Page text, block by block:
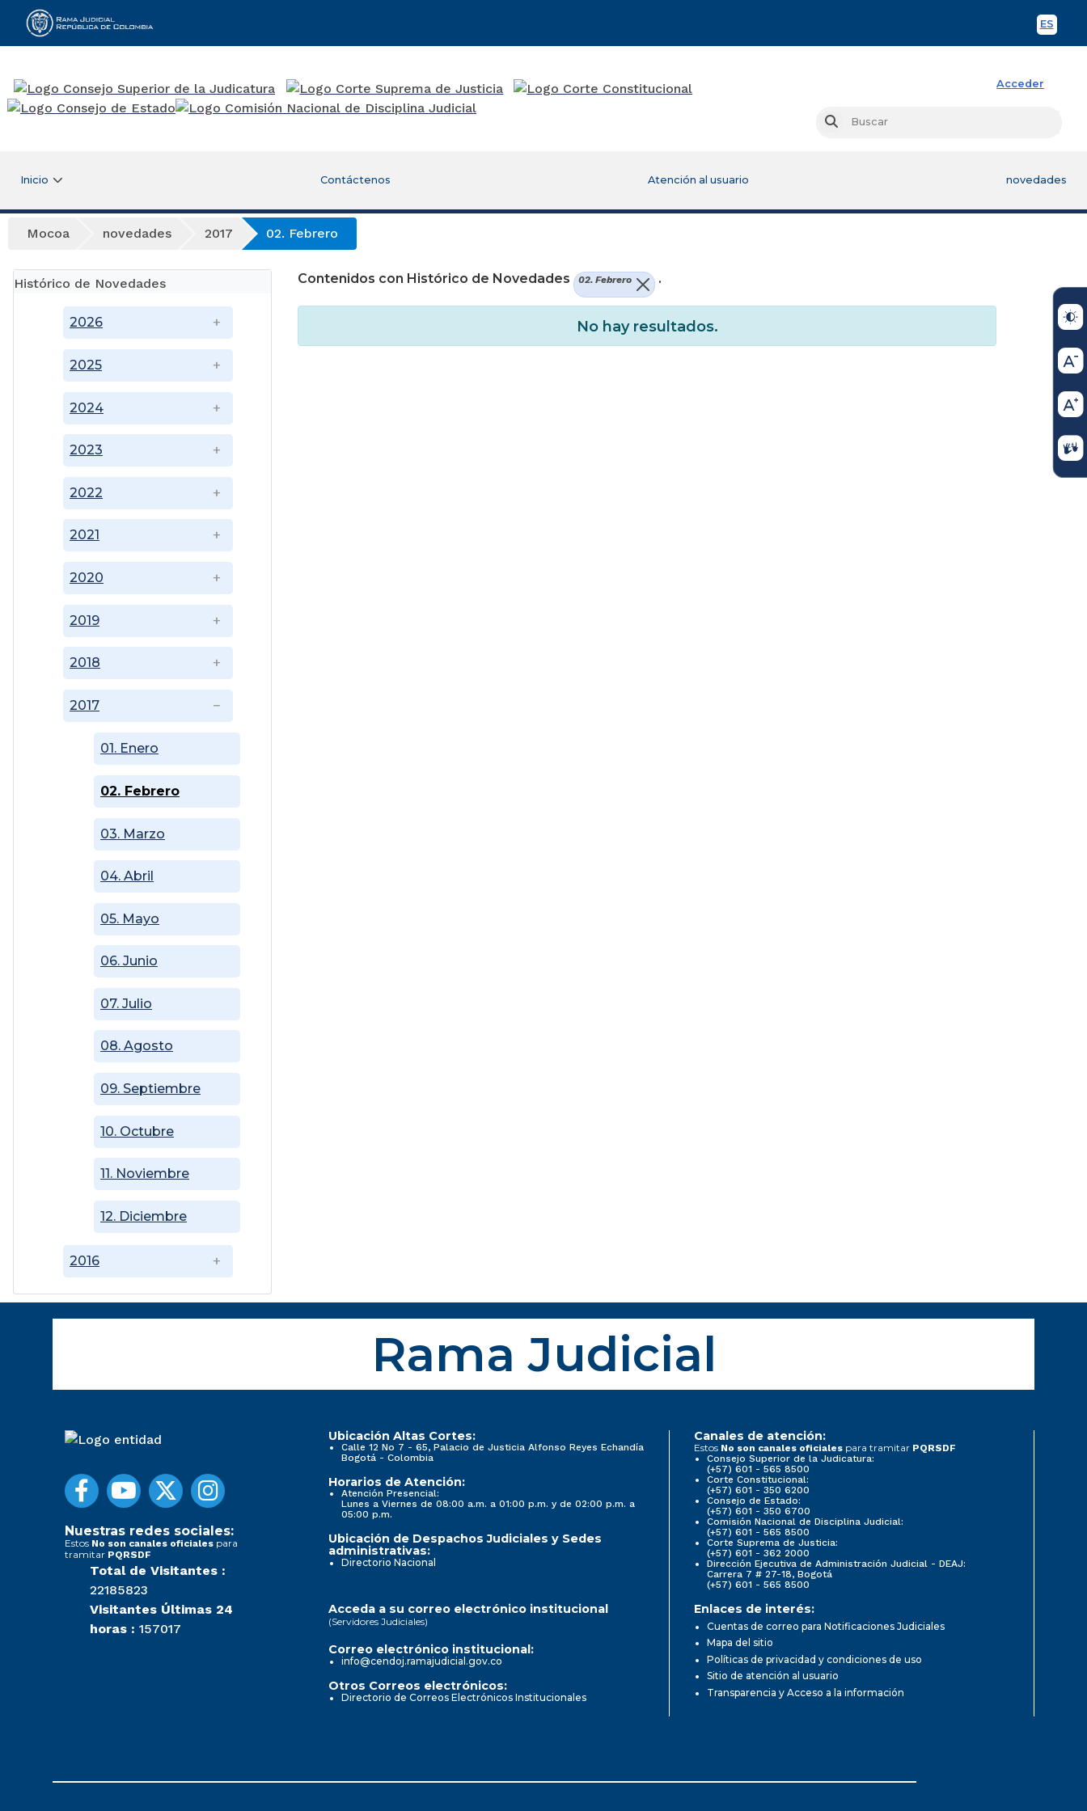
ES
Rama Judicial
Acceder
Buscar
Inicio Contáctenos Atención al usuario novedades
Mocoa novedades 2017 02. Febrero
Histórico de Novedades
2016
2017
01. Enero
02. Febrero
03. Marzo
04. Abril
05. Mayo
06. Junio
07. Julio
08. Agosto
09. Septiembre
10. Octubre
11. Noviembre
12. Diciembre
2018
2019
2020
2021
2022
2023
2024
2025
2026
Contenidos con Histórico de Novedades 02. Febrero .
No hay resultados.
Rama Judicial
Nuestras redes sociales:
Estos No son canales oficiales para
tramitar PQRSDF
Total de Visitantes :
22185823
Visitantes Últimas 24
horas : 157017
Ubicación Altas Cortes:
Calle 12 No 7 - 65, Palacio de Justicia Alfonso Reyes Echandía
Bogotá - Colombia
Horarios de Atención:
Atención Presencial:
Lunes a Viernes de 08:00 a.m. a 01:00 p.m. y de 02:00 p.m. a
05:00 p.m.
Ubicación de Despachos Judiciales y Sedes
administrativas:
Directorio Nacional
Canales de atención:
Estos No son canales oficiales para tramitar PQRSDF
Consejo Superior de la Judicatura:
(+57) 601 - 565 8500
Corte Constitucional:
(+57) 601 - 350 6200
Consejo de Estado:
(+57) 601 - 350 6700
Comisión Nacional de Disciplina Judicial:
(+57) 601 - 565 8500
Corte Suprema de Justicia:
(+57) 601 - 362 2000
Dirección Ejecutiva de Administración Judicial - DEAJ:
Carrera 7 # 27-18, Bogotá
(+57) 601 - 565 8500
Acceda a su correo electrónico institucional
(Servidores Judiciales)
Correo electrónico institucional:
info@cendoj.ramajudicial.gov.co
Otros Correos electrónicos:
Directorio de Correos Electrónicos Institucionales
Enlaces de interés:
Cuentas de correo para Notificaciones Judiciales
Mapa del sitio
Políticas de privacidad y condiciones de uso
Sitio de atención al usuario
Transparencia y Acceso a la información